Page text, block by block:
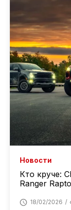
Новости
Кто круче:
Ranger
18/02/2026